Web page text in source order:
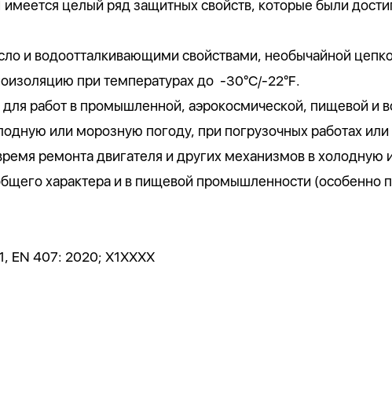
целый ряд защитных свойств, которые были
и водоотталкивающими свойствами, необычайной
при температурах до -30°C/-22°F.
работ в промышленной, аэрокосмической, пищевой и
или морозную погоду, при погрузочных работах
ремонта двигателя и других механизмов в холодную
характера и в пищевой промышленности (особенно
EN 407: 2020; X1XXXX